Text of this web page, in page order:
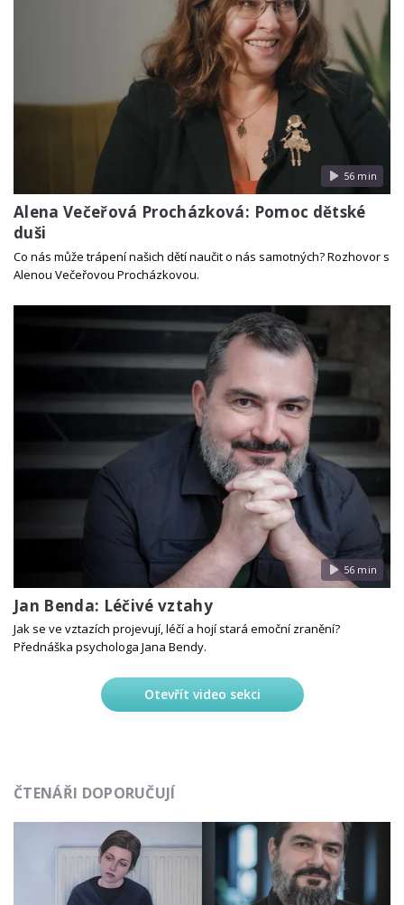
56 min
Alena Večeřová Procházková: Pomoc dětské
duši
Co nás může trápení našich dětí naučit o nás samotných? Rozhovor s
Alenou Večeřovou Procházkovou.
56 min
Jan Benda: Léčivé vztahy
Jak se ve vztazích projevují, léčí a hojí stará emoční zranění?
Přednáška psychologa Jana Bendy.
Otevřít video sekci
ČTENÁŘI DOPORUČUJÍ